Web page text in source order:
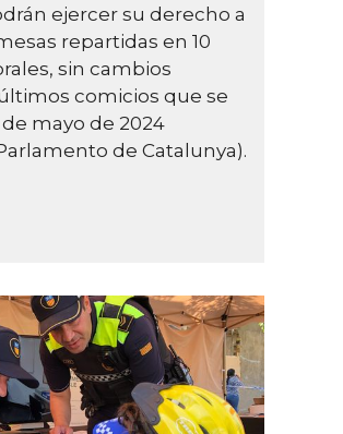
ejercer su derecho a
repartidas en 10
sin cambios
comicios que se
mayo de 2024
de Catalunya).